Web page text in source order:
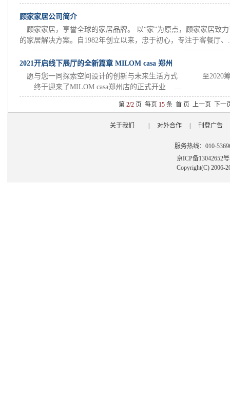
顾家家居公司简介
顾家家居，享誉全球的家居品牌。 以“家”为原点，顾家家居致
的家居解决方案。自1982年创立以来，忠于初心，专注于客餐厅、
2021开启线下展厅的全新篇章 MILOM casa 郑州
愿与您一同探索空间设计的创新与未来生活方式 至2020筹
终于迎来了MILOM casa郑州店的正式开业 ...
第 2/2 页 每页 15 条 首 页 上一页 下一
关于我们 对外合作 刊登广告
服务热线：010-
京ICP备13042652
Copyright(C) 2006-